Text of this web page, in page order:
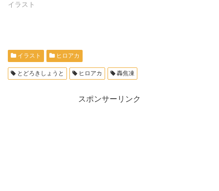
イラスト
イラスト ヒロアカ
とどろきしょうと ヒロアカ 轟焦凍
スポンサーリンク